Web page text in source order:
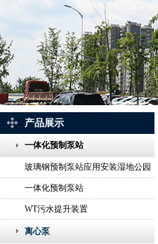
产品展示
一体化预制泵站
玻璃钢预制泵站应用安装湿地公园
一体化预制泵站
WT污水提升装置
离心泵